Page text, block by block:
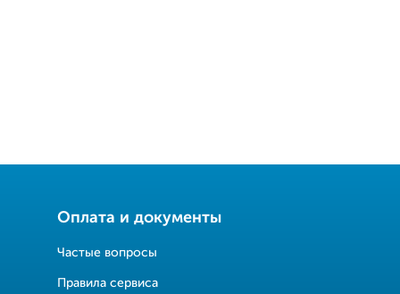
Оплата и документы
Частые вопросы
Правила сервиса